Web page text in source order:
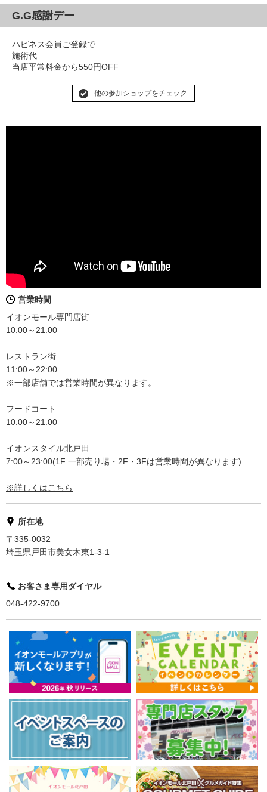
G.G感謝デー
ハピネス会員ご登録で
施術代
当店平常料金から550円OFF
他の参加ショップをチェック
営業時間
イオンモール専門店街
10:00～21:00
レストラン街
11:00～22:00
※一部店舗では営業時間が異なります。
フードコート
10:00～21:00
イオンスタイル北戸田
7:00～23:00(1F 一部売り場・2F・3Fは営業時間が異なります)
※詳しくはこちら
所在地
〒335-0032
埼玉県戸田市美女木東1-3-1
お客さま専用ダイヤル
048-422-9700